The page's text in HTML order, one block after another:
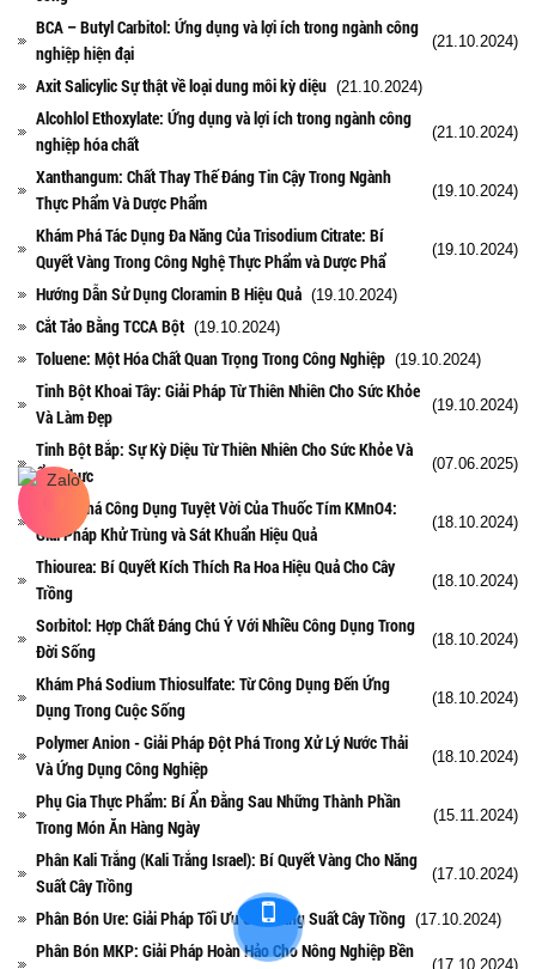
BCA – Butyl Carbitol: Ứng dụng và lợi ích trong ngành công
nghiệp hiện đại
(21.10.2024)
Axit Salicylic Sự thật về loại dung môi kỳ diệu (21.10.2024)
Alcohlol Ethoxylate: Ứng dụng và lợi ích trong ngành công
nghiệp hóa chất
(21.10.2024)
Xanthangum: Chất Thay Thế Đáng Tin Cậy Trong Ngành
Thực Phẩm Và Dược Phẩm
(19.10.2024)
Khám Phá Tác Dụng Đa Năng Của Trisodium Citrate: Bí
Quyết Vàng Trong Công Nghệ Thực Phẩm và Dược Phẩ
(19.10.2024)
Hướng Dẫn Sử Dụng Cloramin B Hiệu Quả (19.10.2024)
Cắt Tảo Bằng TCCA Bột (19.10.2024)
Toluene: Một Hóa Chất Quan Trọng Trong Công Nghiệp (19.10.2024)
Tinh Bột Khoai Tây: Giải Pháp Từ Thiên Nhiên Cho Sức Khỏe
Và Làm Đẹp
(19.10.2024)
Tinh Bột Bắp: Sự Kỳ Diệu Từ Thiên Nhiên Cho Sức Khỏe Và
Ẩm Thực
(07.06.2025)
Khám Phá Công Dụng Tuyệt Vời Của Thuốc Tím KMnO4:
Giải Pháp Khử Trùng và Sát Khuẩn Hiệu Quả
(18.10.2024)
Thiourea: Bí Quyết Kích Thích Ra Hoa Hiệu Quả Cho Cây
Trồng
(18.10.2024)
Sorbitol: Hợp Chất Đáng Chú Ý Với Nhiều Công Dụng Trong
Đời Sống
(18.10.2024)
Khám Phá Sodium Thiosulfate: Từ Công Dụng Đến Ứng
Dụng Trong Cuộc Sống
(18.10.2024)
Polymer Anion - Giải Pháp Đột Phá Trong Xử Lý Nước Thải
Và Ứng Dụng Công Nghiệp
(18.10.2024)
Phụ Gia Thực Phẩm: Bí Ẩn Đằng Sau Những Thành Phần
Trong Món Ăn Hàng Ngày
(15.11.2024)
Phân Kali Trắng (Kali Trắng Israel): Bí Quyết Vàng Cho Năng
Suất Cây Trồng
(17.10.2024)
Phân Bón Ure: Giải Pháp Tối Ưu Cho Năng Suất Cây Trồng (17.10.2024)
Phân Bón MKP: Giải Pháp Hoàn Hảo Cho Nông Nghiệp Bền
(17.10.2024)